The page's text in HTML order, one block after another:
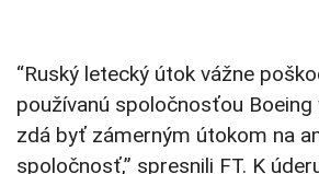
“Ruský letecký útok vážne
používanú spoločnosťou Boeing
zdá byť zámerným útokom na
spoločnosť,” spresnili FT. K